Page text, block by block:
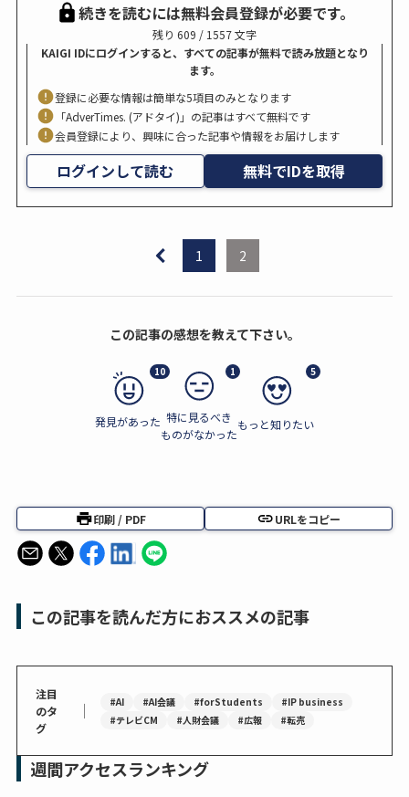
続きを読むには無料会員登録が必要です。
残り 609 / 1557 文字
KAIGI IDにログインすると、すべての記事が無料で読み放題となり
ます。
登録に必要な情報は簡単な5項目のみとなります
「AdverTimes. (アドタイ)」の記事はすべて無料です
会員登録により、興味に合った記事や情報をお届けします
ログインして読む 無料でIDを取得
1 2
この記事の感想を教えて下さい。
10
発見があった
1
特に見るべき
ものがなかった
5
もっと知りたい
印刷 / PDF URLをコピー
この記事を読んだ方におススメの記事
注目
のタ
グ
｜ #AI #AI会議 #forStudents
#IP business
#テレビCM
#人財会議 #広報 #転売
週間アクセスランキング